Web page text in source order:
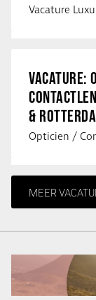
VACATURE:
&
MEER